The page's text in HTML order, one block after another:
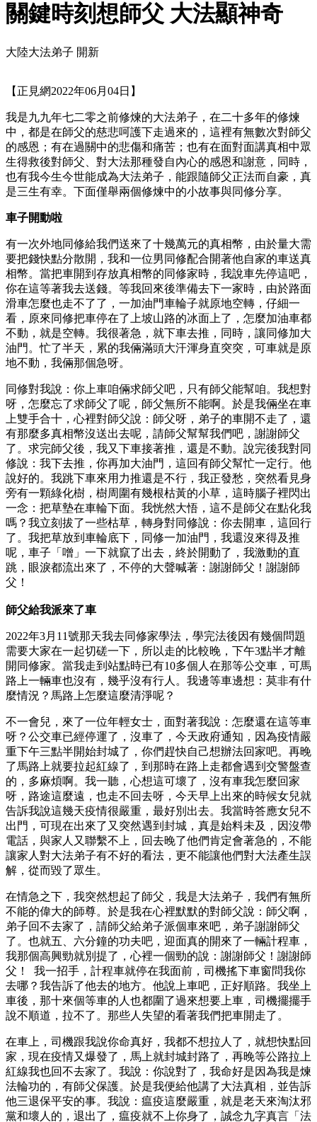
關鍵時刻想師父 大法顯神奇
大陸大法弟子 開新
【正見網2022年06月04日】
我是九九年七二零之前修煉的大法弟子，在二十多年的修煉
中，都是在師父的慈悲呵護下走過來的，這裡有無數次對師父
的感恩；有在過關中的悲傷和痛苦；也有在面對面講真相中眾
生得救後對師父、對大法那種發自內心的感恩和謝意，同時，
也有我今生今世能成為大法弟子，能跟隨師父正法而自豪，真
是三生有幸。下面僅舉兩個修煉中的小故事與同修分享。
車子開動啦
有一次外地同修給我們送來了十幾萬元的真相幣，由於量大需
要把錢快點分散開，我和一位男同修配合開著他自家的車送真
相幣。當把車開到存放真相幣的同修家時，我說車先停這吧，
你在這等著我去送錢。等我回來後準備去下一家時，由於路面
滑車怎麼也走不了了，一加油門車輪子就原地空轉，仔細一
看，原來同修把車停在了上坡山路的冰面上了，怎麼加油車都
不動，就是空轉。我很著急，就下車去推，同時，讓同修加大
油門。忙了半天，累的我倆滿頭大汗渾身直突突，可車就是原
地不動，我倆那個急呀。
同修對我說：你上車咱倆求師父吧，只有師父能幫咱。我想對
呀，怎麼忘了求師父了呢，師父無所不能啊。於是我倆坐在車
上雙手合十，心裡對師父說：師父呀，弟子的車開不走了，還
有那麼多真相幣沒送出去呢，請師父幫幫我們吧，謝謝師父
了。求完師父後，我又下車接著推，還是不動。說完後我對同
修說：我下去推，你再加大油門，這回有師父幫忙一定行。他
說好的。我跳下車來用力推還是不行，我正發愁，突然看見身
旁有一顆綠化樹，樹周圍有幾根枯黃的小草，這時腦子裡閃出
一念：把草墊在車輪下面。我恍然大悟，這不是師父在點化我
嗎？我立刻拔了一些枯草，轉身對同修說：你去開車，這回行
了。我把草放到車輪底下，同修一加油門，我還沒來得及推
呢，車子「噌」一下就竄了出去，終於開動了，我激動的直
跳，眼淚都流出來了，不停的大聲喊著：謝謝師父！謝謝師
父！
師父給我派來了車
2022年3月11號那天我去同修家學法，學完法後因有幾個問題
需要大家在一起切磋一下，所以走的比較晚，下午3點半才離
開同修家。當我走到站點時已有10多個人在那等公交車，可馬
路上一輛車也沒有，幾乎沒有行人。我邊等車邊想：莫非有什
麼情況？馬路上怎麼這麼清淨呢？
不一會兒，來了一位年輕女士，面對著我說：怎麼還在這等車
呀？公交車已經停運了，沒車了，今天政府通知，因為疫情嚴
重下午三點半開始封城了，你們趕快自己想辦法回家吧。再晚
了馬路上就要拉起紅線了，到那時在路上走都會遇到交警盤查
的，多麻煩啊。我一聽，心想這可壞了，沒有車我怎麼回家
呀，路途這麼遠，也走不回去呀，今天早上出來的時候女兒就
告訴我說這幾天疫情很嚴重，最好別出去。我當時答應女兒不
出門，可現在出來了又突然遇到封城，真是始料未及，因沒帶
電話，與家人又聯繫不上，回去晚了他們肯定會著急的，不能
讓家人對大法弟子有不好的看法，更不能讓他們對大法產生誤
解，從而毀了眾生。
在情急之下，我突然想起了師父，我是大法弟子，我們有無所
不能的偉大的師尊。於是我在心裡默默的對師父說：師父啊，
弟子回不去家了，請師父給弟子派個車來吧，弟子謝謝師父
了。也就五、六分鐘的功夫吧，迎面真的開來了一輛計程車，
我那個高興勁就別提了，心裡一個勁的說：謝謝師父！謝謝師
父！ 我一招手，計程車就停在我面前，司機搖下車窗問我你
去哪？我告訴了他去的地方。他說上車吧，正好順路。我坐上
車後，那十來個等車的人也都圍了過來想要上車，司機擺擺手
說不順道，拉不了。那些人失望的看著我們把車開走了。
在車上，司機跟我說你命真好，我都不想拉人了，就想快點回
家，現在疫情又爆發了，馬上就封城封路了，再晚等公路拉上
紅線我也回不去家了。我說：你說對了，我命好是因為我是煉
法輪功的，有師父保護。於是我便給他講了大法真相，並告訴
他三退保平安的事。我說：瘟疫這麼嚴重，就是老天來淘汰邪
黨和壞人的，退出了，瘟疫就不上你身了，誠念九字真言「法